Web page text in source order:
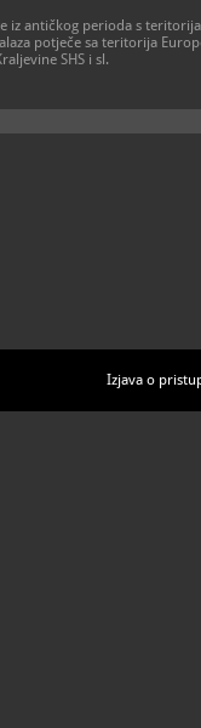
iz antičkog perioda s
potječe sa teritorija
SHS i sl.
Izjava o